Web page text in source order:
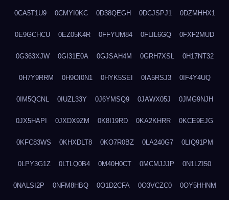
0CA5T1U9 0CMYI0KC 0D38QEGH 0DCJSPJ1 0DZMHHX1
0E9GCHCU 0EZ05K4R 0FFYUM84 0FLIL6GQ 0FXF2MUD
0G363XJW 0GI31E0A 0GJSAH4M 0GRH7XSL 0H17NT32
0H7Y9RRM 0H9OI0N1 0HYK5SEI 0IA5RSJ3 0IF4Y4UQ
0IM5QCNL 0IUZL33Y 0J6YMSQ9 0JAWX05J 0JMG9NJH
0JX5HAPI 0JXDX9ZM 0K8I19RD 0KA2KHRR 0KCE9EJG
0KFC83WS 0KHXDLT8 0KO7R0BZ 0LA240G7 0LIQ91PM
0LPY3G1Z 0LTLQ0B4 0M40H0CT 0MCMJJJP 0N1LZI50
0NALSI2P 0NFM8HBQ 0O1D2CFA 0O3VCZC0 0OY5HHNM